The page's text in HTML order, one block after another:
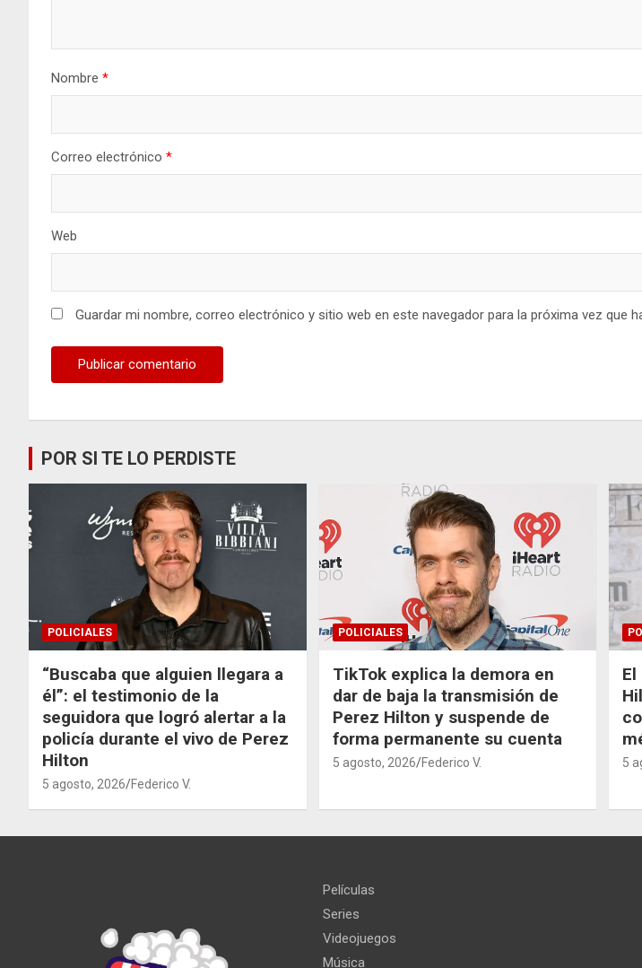
Nombre *
Correo electrónico *
Web
Guardar mi nombre, correo electrónico y sitio web en este navegador para la próxima vez que
POR SI TE LO PERDISTE
POLICIALES
“Buscaba que alguien llegara a
él”: el testimonio de la
seguidora que logró alertar a la
policía durante el vivo de Perez
Hilton
5 agosto, 2026 Federico V.
POLICIALES
TikTok explica la demora en
dar de baja la transmisión de
Perez Hilton y suspende de
forma permanente su cuenta
5 agosto, 2026 Federico V. 5
Películas
Series
Videojuegos
Música